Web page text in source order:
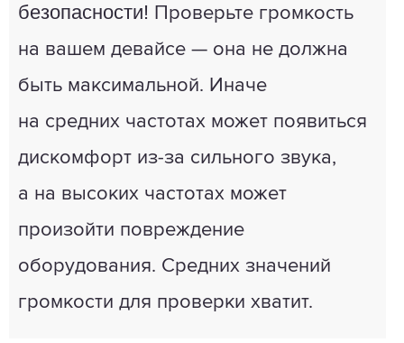
безопасности! Проверьте громкость
на вашем девайсе — она не должна
быть максимальной. Иначе
на средних частотах может появиться
дискомфорт из-за сильного звука,
а на высоких частотах может
произойти повреждение
оборудования. Средних значений
громкости для проверки хватит.